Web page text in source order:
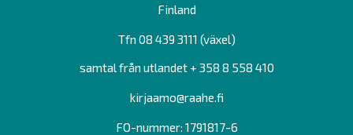
Finland
Tfn 08 439 3111 (växel)
samtal från utlandet + 358 8 558 410
kirjaamo@raahe.fi
FO-nummer: 1791817-6